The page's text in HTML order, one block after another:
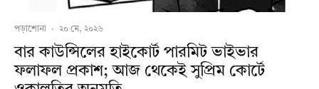
পড়াশোনা · ২০ মে, ২০২৬
বার কাউন্সিলের হাইকোর্ট পারমিট ভাইভার
ফলাফল প্রকাশ; আজ থেকেই সুপ্রিম কোর্টে